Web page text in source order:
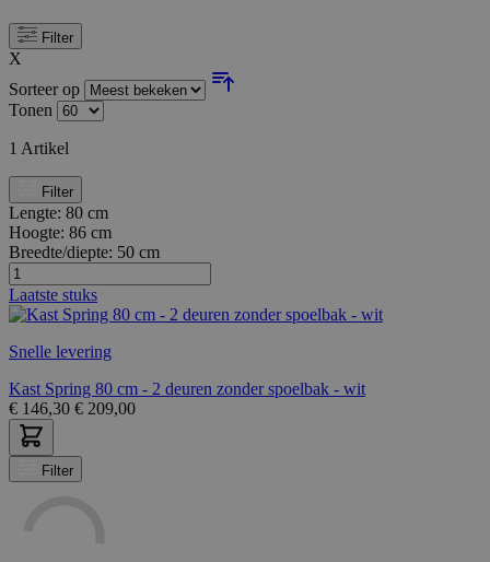
Filter
X
Sorteer op
Tonen
1 Artikel
Filter
Lengte: 80 cm
Hoogte: 86 cm
Breedte/diepte: 50 cm
Laatste stuks
Snelle levering
Kast Spring 80 cm - 2 deuren zonder spoelbak - wit
€ 146,30 € 209,00
Filter